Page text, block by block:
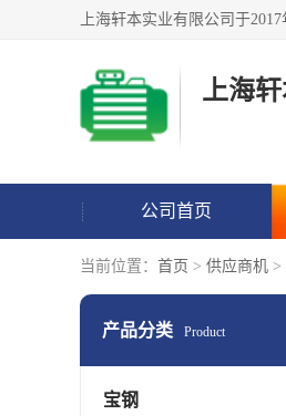
上海
公司首页
当前位置： 首页 > 供应商机 >
产品分类 Product
宝钢